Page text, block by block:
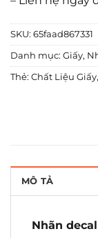
SKU: 65faad867331
Danh mục: Giấy,
Thẻ: Chất Liệu Giấy,
MÔ TẢ
Nhãn